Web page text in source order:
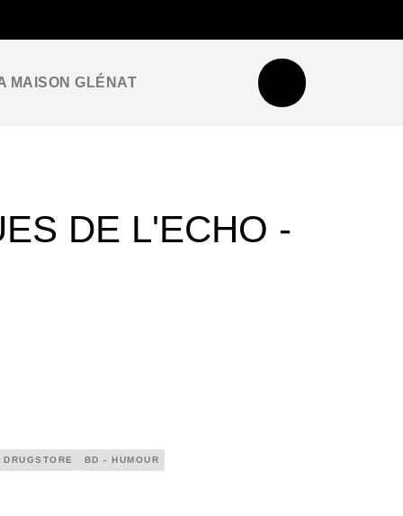
MAISON GLÉNAT
DE L'ECHO -
DRUGSTORE BD - HUMOUR